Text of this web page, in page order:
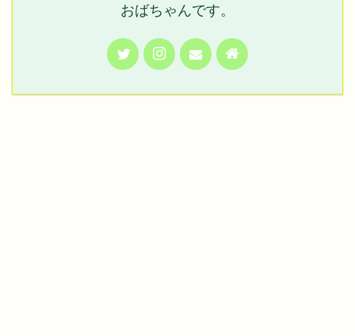
おばちゃんです。